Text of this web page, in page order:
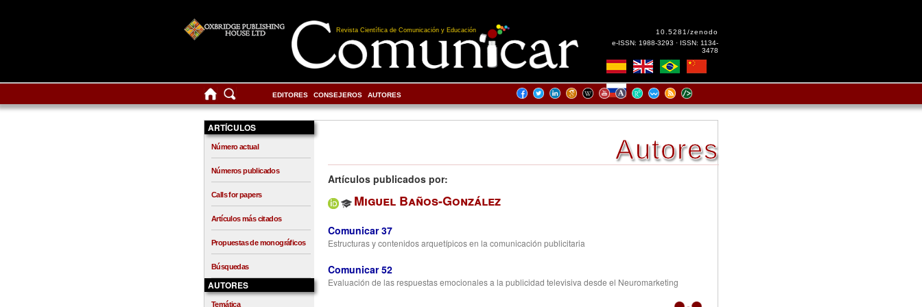
Revista Científica de Comunicación y Educación
10.5281/zenodo
e-ISSN: 1988-3293 · ISSN: 1134-
3478
EDITORES CONSEJEROS AUTORES
ARTÍCULOS
Número actual
Números publicados
Calls for papers
Artículos más citados
Propuestas de monográficos
Búsquedas
AUTORES
Temática
Autores
Artículos publicados por:
Miguel Baños-González
Comunicar 37
Estructuras y contenidos arquetípicos en la comunicación publicitaria
Comunicar 52
Evaluación de las respuestas emocionales a la publicidad televisiva desde el Neuromarketing